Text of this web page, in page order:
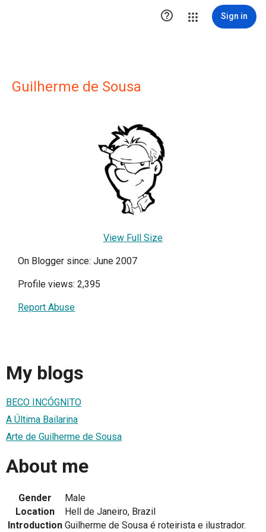
 Sign in
Guilherme de Sousa
View Full Size
On Blogger since: June 2007
Profile views: 2,395
Report Abuse
My blogs
BECO INCÓGNITO
A Última Bailarina
Arte de Guilherme de Sousa
About me
Gender
Male
Location
Hell de Janeiro, Brazil
Introduction Guilherme de Sousa é roteirista e ilustrador.